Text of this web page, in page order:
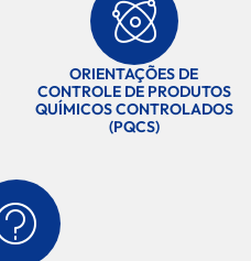
ORIENTAÇÕES DE
CONTROLE DE PRODUTOS
QUÍMICOS CONTROLADOS
(PQCS)